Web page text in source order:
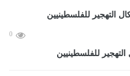
0
للفلسطينيين